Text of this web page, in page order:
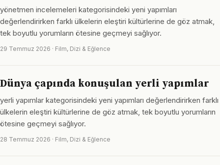
yönetmen incelemeleri kategorisindeki yeni yapımları
değerlendirirken farklı ülkelerin eleştiri kültürlerine de göz atmak,
tek boyutlu yorumların ötesine geçmeyi sağlıyor.
29 Temmuz 2026 · Film, Dizi & Eğlence
Dünya çapında konuşulan yerli yapımlar
yerli yapımlar kategorisindeki yeni yapımları değerlendirirken farklı
ülkelerin eleştiri kültürlerine de göz atmak, tek boyutlu yorumların
ötesine geçmeyi sağlıyor.
28 Temmuz 2026 · Film, Dizi & Eğlence